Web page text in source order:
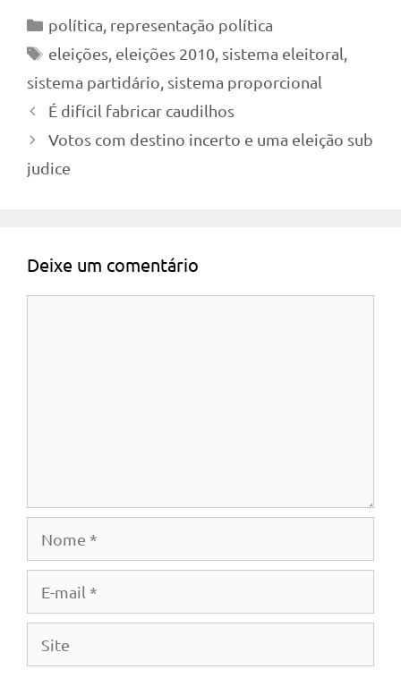
Categorias
política representação política
Tags
eleições, eleições 2010, sistema eleitoral
sistema partidário sistema proporcional
É difícil fabricar caudilhos
Votos com destino incerto e uma eleição sub
judice
Deixe um comentário